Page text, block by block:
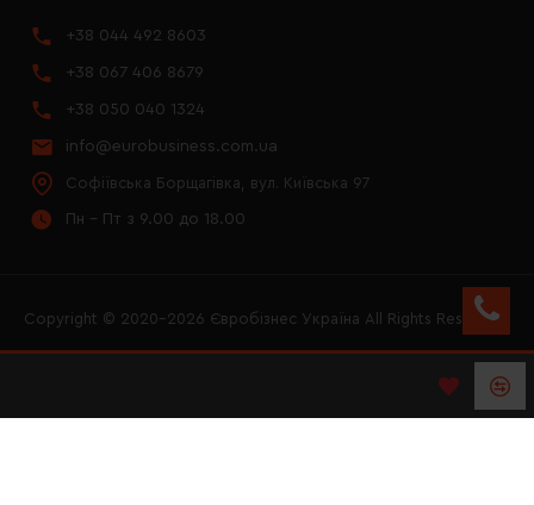
+38 044 492 8603
+38 067 406 8679
+38 050 040 1324
info@eurobusiness.com.ua
Софіївська Борщагівка, вул. Київська 97
Пн - Пт з 9.00 до 18.00
Copyright © 2020–2026 Євробізнес Україна All Rights Reserved
LOGO ЄВРОБІЗНЕС